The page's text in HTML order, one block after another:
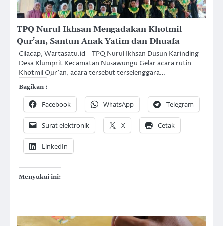
TPQ Nurul Ikhsan Mengadakan Khotmil
Qur’an, Santun Anak Yatim dan Dhuafa
Cilacap, Wartasatu.id – TPQ Nurul Ikhsan Dusun Karinding
Desa Klumprit Kecamatan Nusawungu Gelar acara rutin
Khotmil Qur’an, acara tersebut terselenggara…
Bagikan :
Facebook WhatsApp Telegram
Surat elektronik X Cetak
LinkedIn
Menyukai ini: